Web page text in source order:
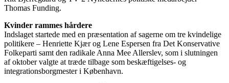
Thomas Funding.
Kvinder rammes hårdere
Indslaget startede med en præsentation af sagerne om tre kvindelige
politikere – Henriette Kjær og Lene Espersen fra Det Konservative
Folkeparti samt den radikale Anna Mee Allerslev, som i slutningen
af oktober valgte at træde tilbage som beskæftigelses- og
integrationsborgmester i København.